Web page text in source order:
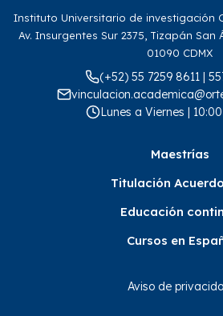
Instituto Universitario de investigación
Av. Insurgentes Sur 2375, Tizapán San
01090 CDMX
(+52) 55 7259 8611 |
Lunes a Viernes |
Maestrías
Titulación
Educación
Cursos en
Aviso de